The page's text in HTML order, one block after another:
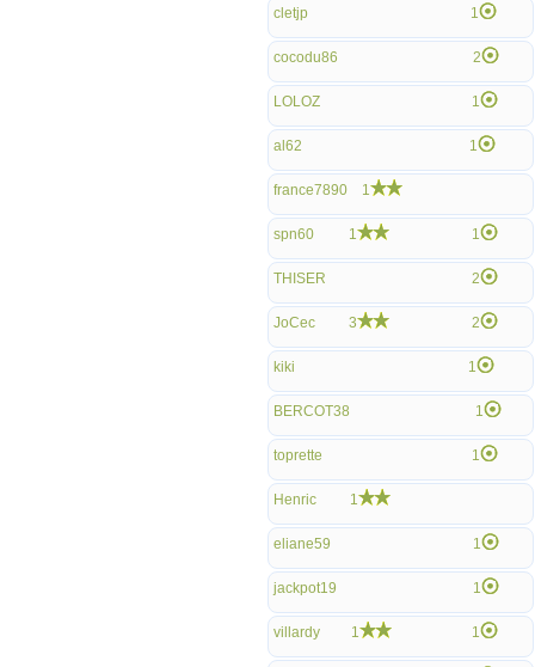
cletjp 1
cocodu86 2
LOLOZ 1
al62 1
france7890 1
spn60 1 1
THISER 2
JoCec 3 2
kiki 1
BERCOT38 1
toprette 1
Henric 1
eliane59 1
jackpot19 1
villardy 1 1